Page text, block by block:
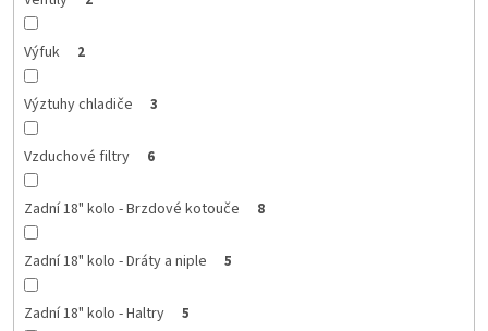
Výfuk 2
Výztuhy chladiče 3
Vzduchové filtry 6
Zadní 18" kolo - Brzdové kotouče 8
Zadní 18" kolo - Dráty a niple 5
Zadní 18" kolo - Haltry 5